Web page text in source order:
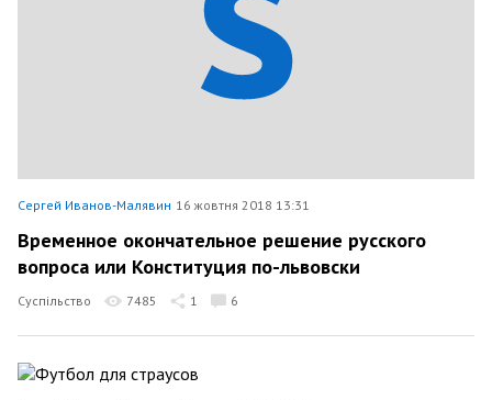
Сергей Иванов-Малявин 16 жовтня 2018 13:31
Временное окончательное решение русского
вопроса или Конституция по-львовски
Суспільство 7485 1 6